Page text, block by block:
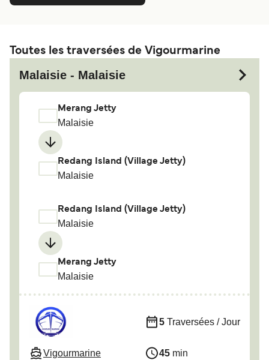
Toutes les traversées de Vigourmarine
Malaisie - Malaisie
Merang Jetty
Malaisie
Redang Island (Village Jetty)
Malaisie
Redang Island (Village Jetty)
Malaisie
Merang Jetty
Malaisie
Vigourmarine
5 Traversées / Jour
45 min